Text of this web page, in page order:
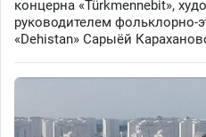
концерна «Türkmennebit»,
руководителем фольклорно-
«Dehistan» Сарыёй